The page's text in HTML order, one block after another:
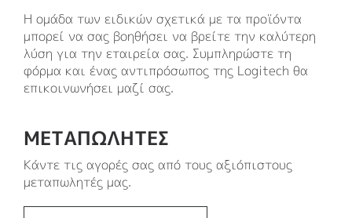
Η ομάδα των ειδικών σχετικά με τα προϊόντα
μπορεί να σας βοηθήσει να βρείτε την καλύτερη
λύση για την εταιρεία σας. Συμπληρώστε τη
φόρμα και ένας αντιπρόσωπος της Logitech θα
επικοινωνήσει μαζί σας.
ΜΕΤΑΠΩΛΗΤΕΣ
Κάντε τις αγορές σας από τους αξιόπιστους
μεταπωλητές μας.